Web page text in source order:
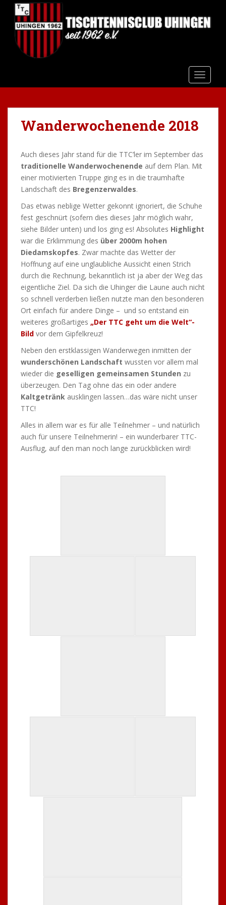
a
Wanderwochenende 2018
Auch dieses Jahr stand für die TTC’ler im September das
traditionelle Wanderwochenende auf dem Plan. Mit
einer motivierten Truppe ging es in die traumhafte
Landschaft des Bregenzerwaldes.
Das etwas neblige Wetter gekonnt ignoriert, die Schuhe
fest geschnürt (sofern dies dieses Jahr möglich wahr,
siehe Bilder unten) und los ging es! Absolutes Highlight
war die Erklimmung des über 2000m hohen
Diedamskopfes. Zwar machte das Wetter der
Hoffnung auf eine unglaubliche Aussicht einen Strich
durch die Rechnung, bekanntlich ist ja aber der Weg das
eigentliche Ziel. Da sich die Uhinger die Laune auch nicht
so schnell verderben ließen nutzte man den besonderen
Ort einfach für andere Dinge – und so entstand ein
weiteres großartiges „Der TTC geht um die Welt“-
Bild vor dem Gipfelkreuz!
Neben den erstklassigen Wanderwegen inmitten der
wunderschönen Landschaft wussten vor allem mal
wieder die geselligen gemeinsamen Stunden zu
überzeugen. Den Tag ohne das ein oder andere
Kaltgetränk ausklingen lassen…das wäre nicht unser
TTC!
Alles in allem war es für alle Teilnehmer – und natürlich
auch für unsere Teilnehmerin! – ein wunderbarer TTC-
Ausflug, auf den man noch lange zurückblicken wird!